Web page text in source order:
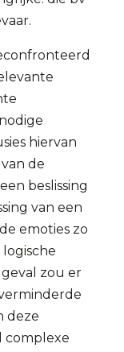
hiervan
de
beslissing
van een
emoties zo
zou er
deze
complexe